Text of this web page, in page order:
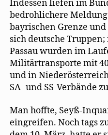
Indessen liefen im
bedrohlichere
bayrischen Grenze
sich deutsche
Passau wurden im
Militärtransporte mit
und in
SA- und SS-Verbände
Man hoffte, Seyß-
eingreifen. Noch tags